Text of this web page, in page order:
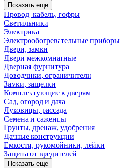
Показать еще
Провод, кабель, гофры
Светильники
Электрика
Электрообогревательные приборы
Двери, замки
Двери межкомнатные
Дверная фурнитура
Доводчики, ограничители
Замки, защелки
Комплектующие к дверям
Сад, огород и дача
Луковицы, рассада
Семена и саженцы
Грунты, дренаж, удобрения
Дачные конструкции
Емкости, рукомойники, лейки
Защита от вредителей
Показать еще